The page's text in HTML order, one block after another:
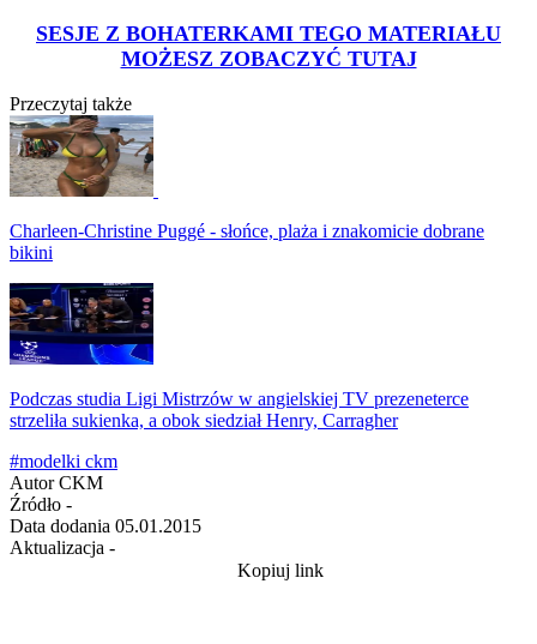
SESJE Z BOHATERKAMI TEGO MATERIAŁU
MOŻESZ ZOBACZYĆ TUTAJ
Przeczytaj także
Charleen-Christine Puggé - słońce, plaża i znakomicie dobrane
bikini
Podczas studia Ligi Mistrzów w angielskiej TV prezeneterce
strzeliła sukienka, a obok siedział Henry, Carragher
#modelki ckm
Autor CKM
Źródło -
Data dodania 05.01.2015
Aktualizacja -
Kopiuj link